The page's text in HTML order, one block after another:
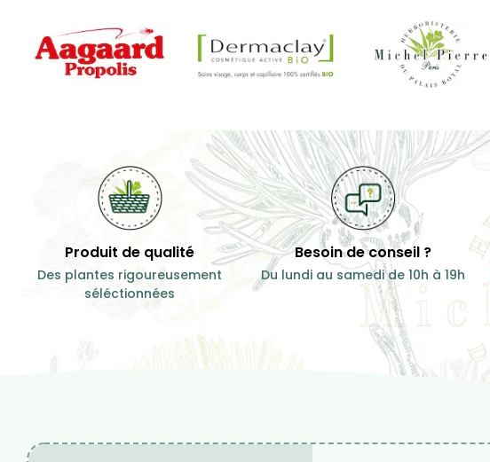
Produit de qualité
Des plantes rigoureusement
séléctionnées
Besoin de conseil ?
Du lundi au samedi de 10h à 19h